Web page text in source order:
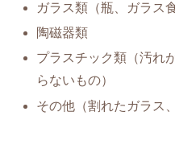
ガラス類（瓶、ガラス
陶磁器類
プラスチック類（汚れ
らないもの）
その他（割れたガラス